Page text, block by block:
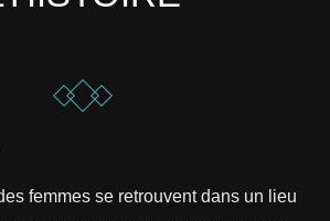
femmes se retrouvent dans un lieu